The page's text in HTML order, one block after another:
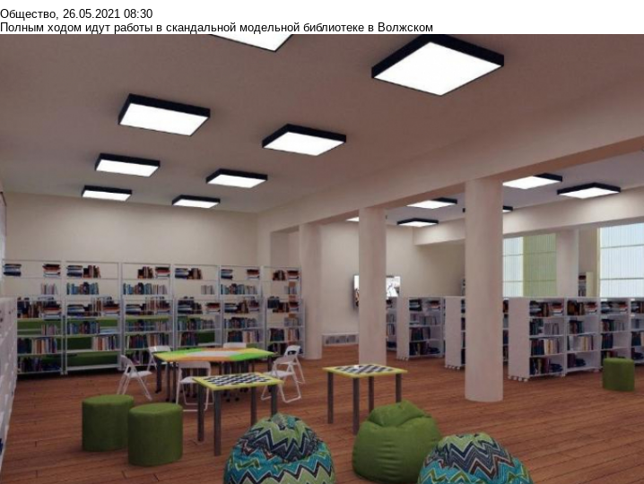
Общество, 26.05.2021 08:30
Полным ходом идут работы в скандальной модельной библиотеке в Волжском